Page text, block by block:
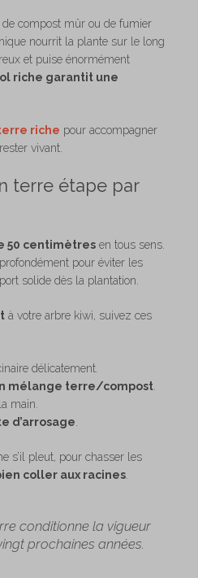
de compost mûr ou de fumier
nourrit la plante sur le long
et puise énormément
riche garantit une
riche pour accompagner
vivant.
terre étape par
50 centimètres en tous sens.
pour éviter les
solide dès la plantation.
à votre arbre kiwi, suivez ces
délicatement.
mélange terre/compost.
main.
d’arrosage.
s’il pleut, pour chasser les
coller aux racines.
conditionne la vigueur
prochaines années.